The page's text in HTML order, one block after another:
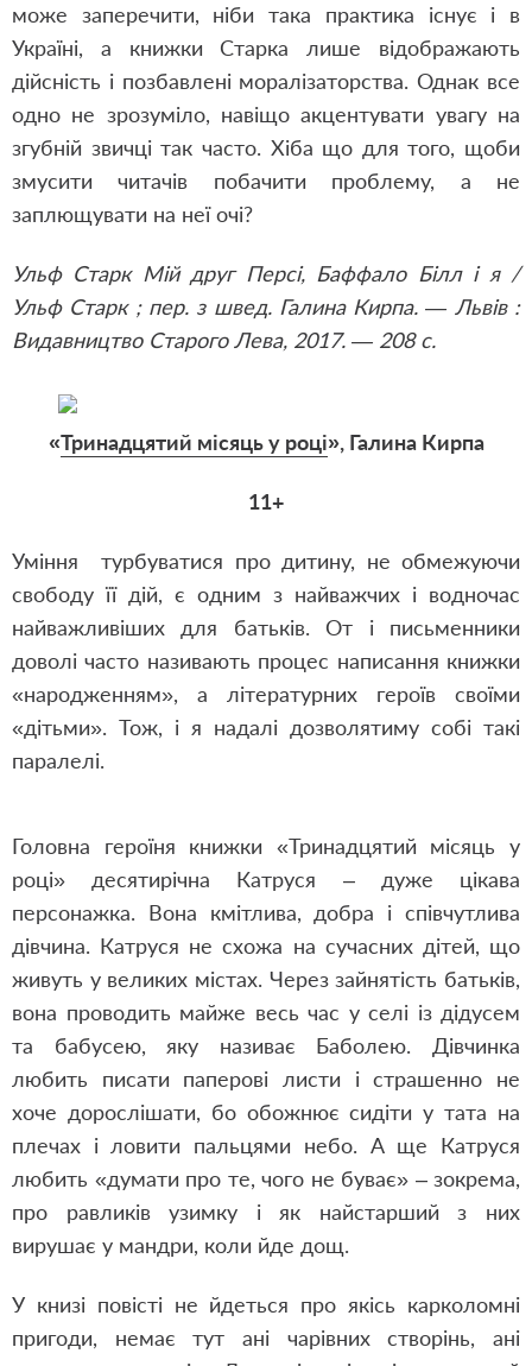
може заперечити, ніби така практика існує і в
Україні, а книжки Старка лише відображають
дійсність і позбавлені моралізаторства. Однак все
одно не зрозуміло, навіщо акцентувати увагу на
згубній звичці так часто. Хіба що для того, щоби
змусити читачів побачити проблему, а не
заплющувати на неї очі?
Ульф Старк Мій друг Персі, Баффало Білл і я /
Ульф Старк ; пер. з швед. Галина Кирпа. — Львів :
Видавництво Старого Лева, 2017. — 208 с.
«Тринадцятий місяць у році», Галина Кирпа
11+
Уміння турбуватися про дитину, не обмежуючи
свободу її дій, є одним з найважчих і водночас
найважливіших для батьків. От і письменники
доволі часто називають процес написання книжки
«народженням», а літературних героїв своїми
«дітьми». Тож, і я надалі дозволятиму собі такі
паралелі.
Головна героїня книжки «Тринадцятий місяць у
році» десятирічна Катруся – дуже цікава
персонажка. Вона кмітлива, добра і співчутлива
дівчина. Катруся не схожа на сучасних дітей, що
живуть у великих містах. Через зайнятість батьків,
вона проводить майже весь час у селі із дідусем
та бабусею, яку називає Баболею. Дівчинка
любить писати паперові листи і страшенно не
хоче дорослішати, бо обожнює сидіти у тата на
плечах і ловити пальцями небо. А ще Катруся
любить «думати про те, чого не буває» – зокрема,
про равликів узимку і як найстарший з них
вирушає у мандри, коли йде дощ.
У книзі повісті не йдеться про якісь карколомні
пригоди, немає тут ані чарівних створінь, ані